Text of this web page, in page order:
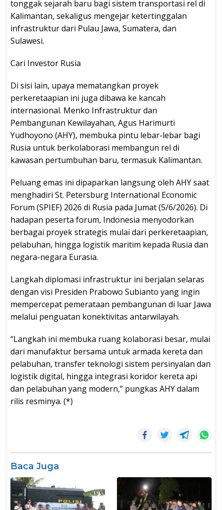
tonggak sejarah baru bagi sistem transportasi rel di
Kalimantan, sekaligus mengejar ketertinggalan
infrastruktur dari Pulau Jawa, Sumatera, dan
Sulawesi.
Cari Investor Rusia
Di sisi lain, upaya mematangkan proyek
perkeretaapian ini juga dibawa ke kancah
internasional. Menko Infrastruktur dan
Pembangunan Kewilayahan, Agus Harimurti
Yudhoyono (AHY), membuka pintu lebar-lebar bagi
Rusia untuk berkolaborasi membangun rel di
kawasan pertumbuhan baru, termasuk Kalimantan.
Peluang emas ini dipaparkan langsung oleh AHY saat
menghadiri St. Petersburg International Economic
Forum (SPIEF) 2026 di Rusia pada Jumat (5/6/2026). Di
hadapan peserta forum, Indonesia menyodorkan
berbagai proyek strategis mulai dari perkeretaapian,
pelabuhan, hingga logistik maritim kepada Rusia dan
negara-negara Eurasia.
Langkah diplomasi infrastruktur ini berjalan selaras
dengan visi Presiden Prabowo Subianto yang ingin
mempercepat pemerataan pembangunan di luar Jawa
melalui penguatan konektivitas antarwilayah.
“Langkah ini membuka ruang kolaborasi besar, mulai
dari manufaktur bersama untuk armada kereta dan
pelabuhan, transfer teknologi sistem persinyalan dan
logistik digital, hingga integrasi koridor kereta api
dan pelabuhan yang modern,” pungkas AHY dalam
rilis resminya. (*)
Baca Juga